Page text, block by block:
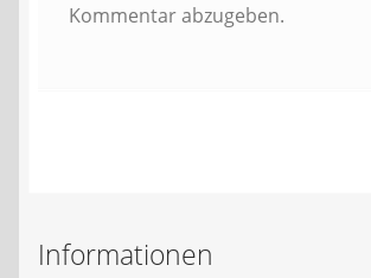
Impressum
Kommentar abzugeben.
Informationen